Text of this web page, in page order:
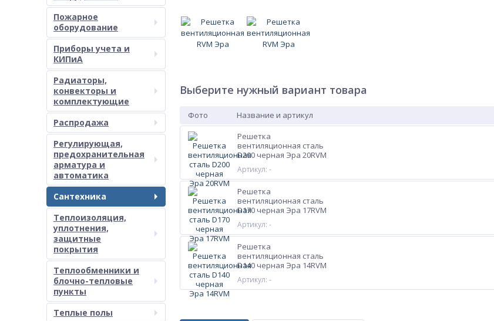
Пожарное
оборудование
Приборы учета и
КИПиА
Радиаторы,
конвекторы и
комплектующие
Распродажа
Регулирующая,
предохранительная
арматура и
автоматика
Сантехника
Теплоизоляция,
уплотнения,
защитные
покрытия
Теплообменники и
блочно-тепловые
пункты
Теплые полы
Выберите нужный вариант товара
Фото Название и артикул
Решетка
вентиляционная сталь
D200 черная Эра 20RVM
Артикул: -
Решетка
вентиляционная сталь
D170 черная Эра 17RVM
Артикул: -
Решетка
вентиляционная сталь
D140 черная Эра 14RVM
Артикул: -